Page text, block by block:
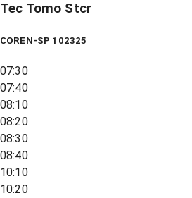
Tec Tomo Stcr
COREN-SP 102325
07:30
07:40
08:10
08:20
08:30
08:40
10:10
10:20